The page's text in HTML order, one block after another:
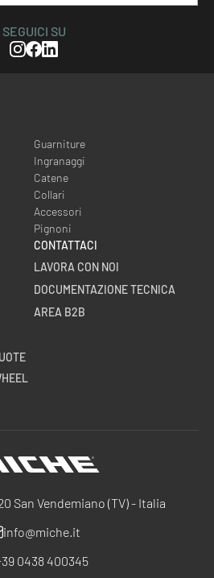
SEGUICI SU
Instagram
Facebook
Linkedin
San Vendemiano (TV) - Italia
info@miche.it
0438 400345
Guarniture
Ingranaggi
Catene
Collari
Accessori
Pignoni
CONTATTACI
LAVORA CON NOI
DOCUMENTAZIONE TECNICA
AREA B2B